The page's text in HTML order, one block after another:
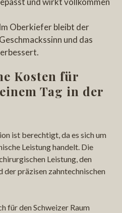
Oberkiefer bleibt der
und das
Kosten für
Tag in der
ist berechtigt, da es sich um
Leistung handelt. Die
Leistung, den
präzisen zahntechnischen
für den Schweizer Raum